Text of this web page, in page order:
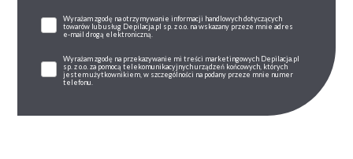
Wyrażam zgodę na otrzymywanie informacji handlowych dotyczących
towarów lub usług Depilacja.pl sp. z o.o. na wskazany przeze mnie adres
e-mail drogą elektroniczną.
Wyrażam zgodę na przekazywanie mi treści marketingowych Depilacja.pl
sp. z o.o. za pomocą telekomunikacyjnych urządzeń końcowych, których
jestem użytkownikiem, w szczególności na podany przeze mnie numer
telefonu.